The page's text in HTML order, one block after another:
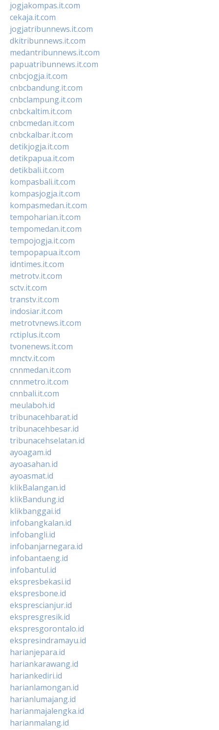
jogjakompas.it.com
cekaja.it.com
jogjatribunnews.it.com
dkitribunnews.it.com
medantribunnews.it.com
papuatribunnews.it.com
cnbcjogja.it.com
cnbcbandung.it.com
cnbclampung.it.com
cnbckaltim.it.com
cnbcmedan.it.com
cnbckalbar.it.com
detikjogja.it.com
detikpapua.it.com
detikbali.it.com
kompasbali.it.com
kompasjogja.it.com
kompasmedan.it.com
tempoharian.it.com
tempomedan.it.com
tempojogja.it.com
tempopapua.it.com
idntimes.it.com
metrotv.it.com
sctv.it.com
transtv.it.com
indosiar.it.com
metrotvnews.it.com
rctiplus.it.com
tvonenews.it.com
mnctv.it.com
cnnmedan.it.com
cnnmetro.it.com
cnnbali.it.com
meulaboh.id
tribunacehbarat.id
tribunacehbesar.id
tribunacehselatan.id
ayoagam.id
ayoasahan.id
ayoasmat.id
klikBalangan.id
klikBandung.id
klikbanggai.id
infobangkalan.id
infobangli.id
infobanjarnegara.id
infobantaeng.id
infobantul.id
ekspresbekasi.id
ekspresbone.id
eksprescianjur.id
ekspresgresik.id
ekspresgorontalo.id
ekspresindramayu.id
harianjepara.id
hariankarawang.id
hariankediri.id
harianlamongan.id
harianlumajang.id
harianmajalengka.id
harianmalang.id